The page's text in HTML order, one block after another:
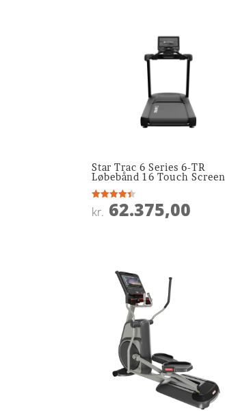
Star Trac 6 Series 6-TR
Løbebånd 16 Touch Screen
Vurderet
4.4
kr. 62.375,00